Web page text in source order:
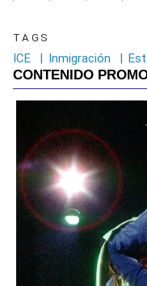
TAGS
ICE | Inmigración |